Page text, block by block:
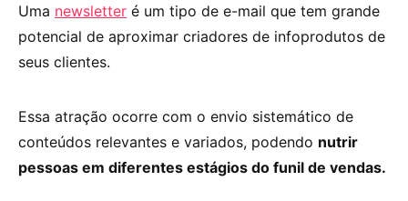
Uma newsletter é um tipo de e-mail que tem grande
potencial de aproximar criadores de infoprodutos de
seus clientes.
Essa atração ocorre com o envio sistemático de
conteúdos relevantes e variados, podendo nutrir
pessoas em diferentes estágios do funil de vendas.